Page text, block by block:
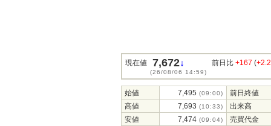
現在値 7,672↓
(26/08/06 14:59)
前日比 +167 (
始値 7,495 (09:00)
前日終値
高値
7,693 (10:33)
出来高
安値
7,474 (09:04) 売買代金